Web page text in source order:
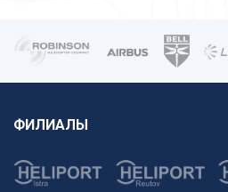
ФИЛИАЛЫ